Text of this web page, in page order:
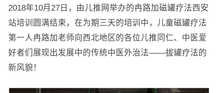
2018年10月27日，由儿推网举办的冉路加磁罐疗法西安
站培训圆满结束，在为期三天的培训中，儿童磁罐疗法
第一人冉路加老师向西北地区的各位儿推同仁、中医爱
好者们展现出发展中的传统中医外治法——拔罐疗法的
新风貌！